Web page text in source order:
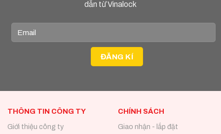
dẫn từ Vinalock
THÔNG TIN CÔNG TY
Giới thiệu công ty
CHÍNH SÁCH
Giao nhận - lắp đặt